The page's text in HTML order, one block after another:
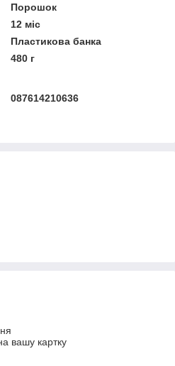
Порошок
12 міс
Пластикова банка
480 г
087614210636
вашу картку